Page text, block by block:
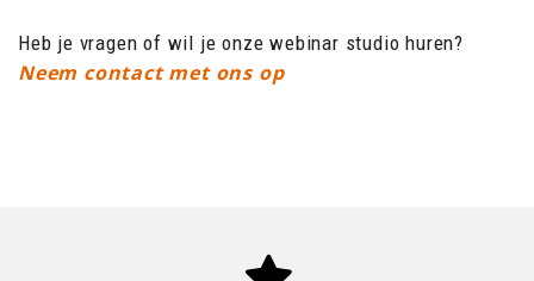
Heb je vragen of wil je onze webinar studio huren?
Neem contact met ons op